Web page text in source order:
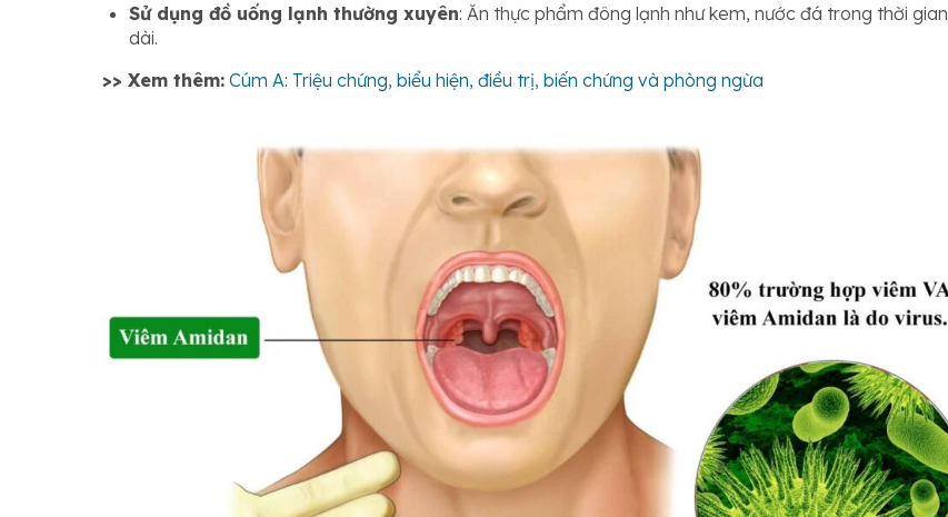
Sử dụng đồ uống lạnh thường xuyên: Ăn thực phẩm đông lạnh như kem, nước đá trong thời gian
dài.
>> Xem thêm: Cúm A: Triệu chứng, biểu hiện, điều trị, biến chứng và phòng ngừa